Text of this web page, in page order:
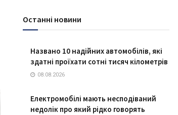
Останні новини
Названо 10 надійних автомобілів, які
здатні проїхати сотні тисяч кілометрів
08.08.2026
Електромобілі мають несподіваний
недолік про який рідко говорять